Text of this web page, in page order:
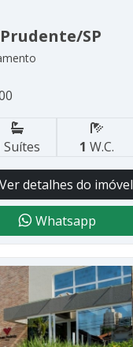
SP
Suítes 1 W.C.
Ver detalhes do imóvel
Whatsapp